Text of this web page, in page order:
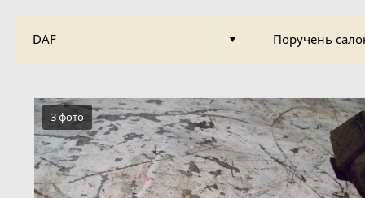
DAF Поручень
3 фото